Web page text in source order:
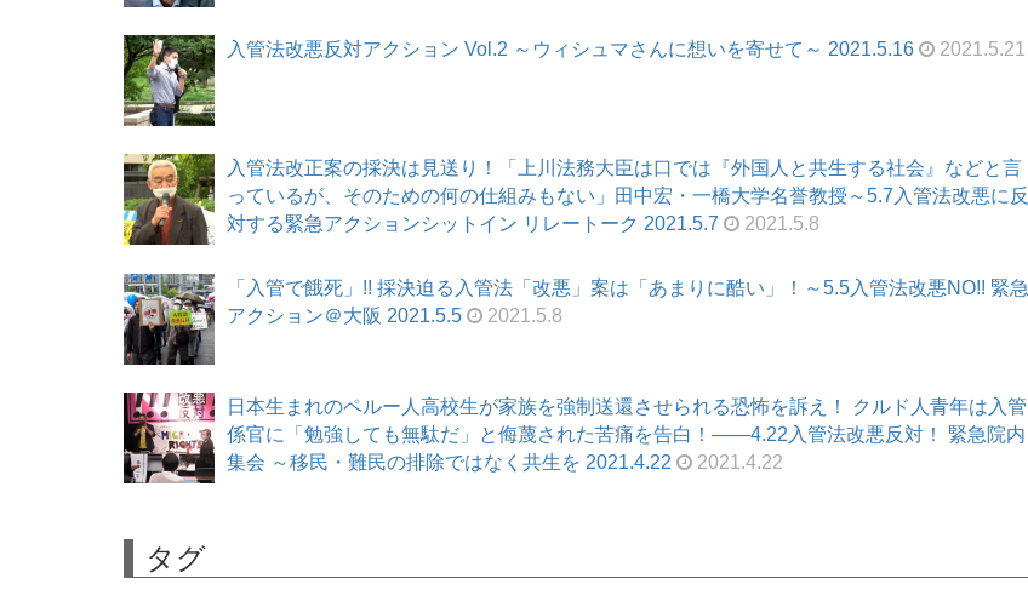
入管法改悪反対アクション Vol.2 ～ウィシュマさんに想いを寄せて～ 2021.5.16 2021.5.21
入管法改正案の採決は見送り！「上川法務大臣は口では『外国人と共生する社会』などと言
っているが、そのための何の仕組みもない」田中宏・一橋大学名誉教授～5.7入管法改悪に反
対する緊急アクションシットイン リレートーク 2021.5.7
2021.5.8
「入管で餓死」!! 採決迫る入管法「改悪」案は「あまりに酷い」！～5.5入管法改悪NO!! 緊急
アクション＠大阪 2021.5.5
2021.5.8
日本生まれのペルー人高校生が家族を強制送還させられる恐怖を訴え！ クルド人青年は入管
係官に「勉強しても無駄だ」と侮蔑された苦痛を告白！――4.22入管法改悪反対！ 緊急院内
集会 ～移民・難民の排除ではなく共生を 2021.4.22
2021.4.22
タグ